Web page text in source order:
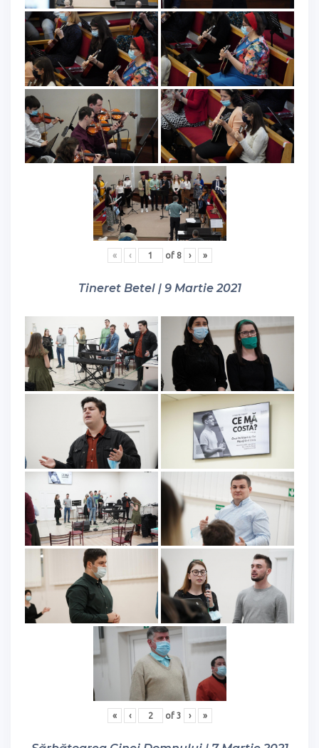
« ‹ of 8 › »
Tineret Betel | 9 Martie 2021
« ‹ of 3 › »